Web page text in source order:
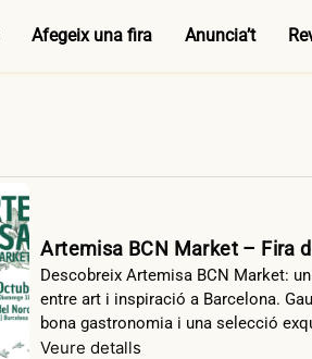
Afegeix una fira Anuncia’t
Artemisa BCN Market – Fira
Descobreix Artemisa BCN Market:
entre art i inspiració a Barcelona.
bona gastronomia i una selecció
Veure detalls